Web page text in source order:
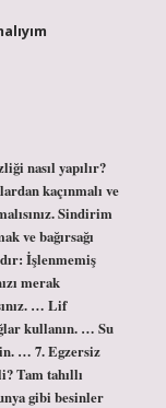
nasıl yapılır?
kaçınmalı ve
Sindirim
ve bağırsağı
İşlenmemiş
merak
… Lif
kullanın. … Su
… 7. Egzersiz
Tam tahıllı
gibi besinler